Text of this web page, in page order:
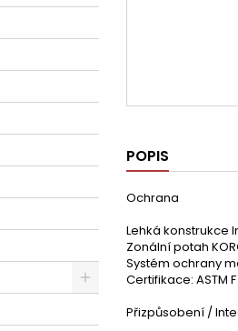
POPIS
Ochrana
Lehká konstrukce
Zonální potah
Systém ochrany
Certifikace: ASTM F
Přizpůsobení /